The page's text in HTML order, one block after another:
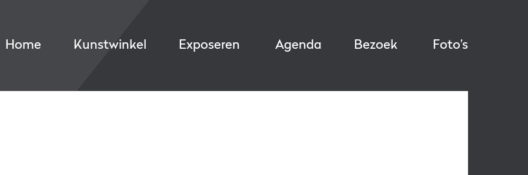
Home Kunstwinkel Exposeren Agenda Bezoek Foto’s